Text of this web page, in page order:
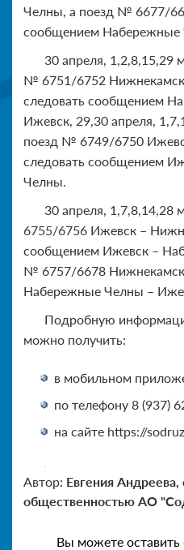
Челны, а поезд № 6677/
сообщением Набережные
30 апреля, 1,2,8,15,29
№ 6751/6752
следовать сообщением
Ижевск, 29,30 апреля,
поезд № 6749/6750
следовать сообщением
Челны.
30 апреля,
6755/6756 Ижевск –
сообщением Ижевск –
№ 6757/6678
Набережные Челны –
Подробную
можно получить:
в мобильном
по телефону 8 (937)
на сайте https://
Автор: Евгения Андреева,
общественностью АО
Вы можете оставить